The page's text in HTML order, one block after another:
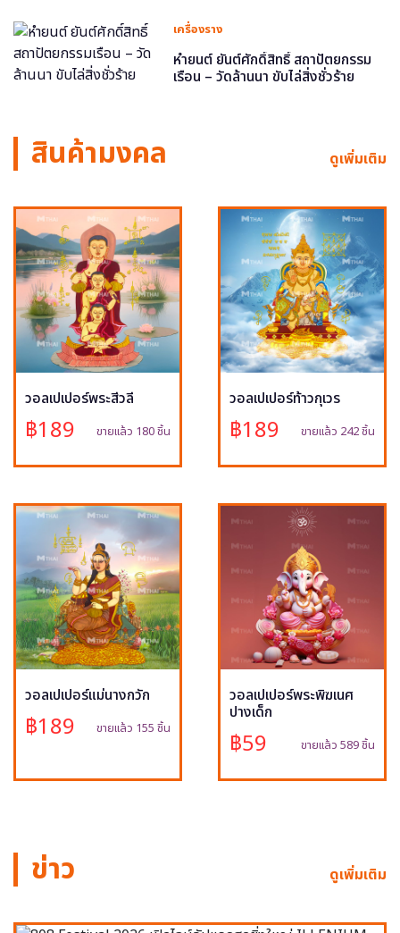
เครื่องราง
หำยนต์ ยันต์ศักดิ์สิทธิ์ สถาปัตยกรรม
เรือน – วัดล้านนา ขับไล่สิ่งชั่วร้าย
สินค้ามงคล ดูเพิ่มเติม
วอลเปเปอร์พระสีวลี
฿189 ขายแล้ว 180 ชิ้น
วอลเปเปอร์ท้าวกุเวร
฿189 ขายแล้ว 242 ชิ้น
วอลเปเปอร์แม่นางกวัก
฿189 ขายแล้ว 155 ชิ้น
วอลเปเปอร์พระพิฆเนศ
ปางเด็ก
฿59 ขายแล้ว 589 ชิ้น
ข่าว ดูเพิ่มเติม